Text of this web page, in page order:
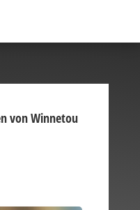
von Winnetou